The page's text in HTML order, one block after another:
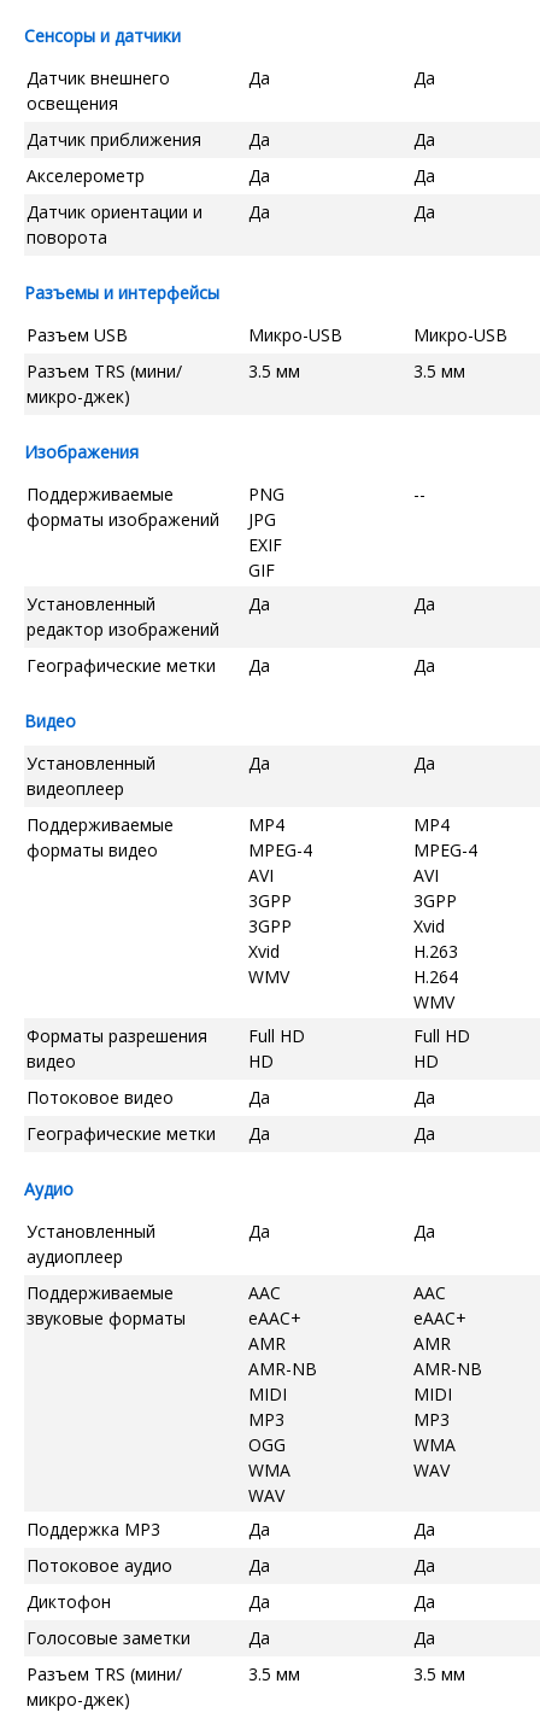
Сенсоры и датчики
Датчик внешнего
освещения
Да Да
Датчик приближения Да
Да
Акселерометр
Да
Да
Датчик ориентации и
поворота
Да Да
Разъемы и интерфейсы
Разъем USB
Микро-USB
Микро-USB
Разъем TRS (мини/
микро-джек)
3.5 мм 3.5 мм
Изображения
Поддерживаемые
форматы изображений
PNG
JPG
EXIF
GIF
--
Установленный
редактор изображений
Да Да
Географические метки Да Да
Видео
Установленный
видеоплеер
Да Да
Поддерживаемые
форматы видео
MP4
MPEG-4
AVI
3GPP
3GPP
Xvid
WMV
MP4
MPEG-4
AVI
3GPP
Xvid
H.263
H.264
WMV
Форматы разрешения
видео
Full HD
HD
Full HD
HD
Потоковое видео
Да
Да
Географические метки
Да Да
Аудио
Установленный
аудиоплеер
Да Да
Поддерживаемые
звуковые форматы
AAC
eAAC+
AMR
AMR-NB
MIDI
MP3
OGG
WMA
WAV
AAC
eAAC+
AMR
AMR-NB
MIDI
MP3
WMA
WAV
Поддержка MP3 Да
Да
Потоковое аудио
Да
Да
Диктофон
Да
Да
Голосовые заметки
Да
Да
Разъем TRS (мини/
микро-джек)
3.5 мм 3.5 мм